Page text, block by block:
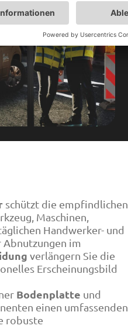
schützt die empfindlichen
Maschinen,
Handwerker- und
Abnutzungen im
verlängern Sie die
Erscheinungsbild
Bodenplatte und
einen umfassenden
robuste